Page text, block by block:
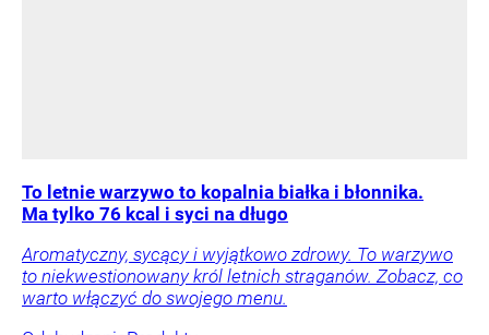
To letnie warzywo to kopalnia białka i błonnika.
Ma tylko 76 kcal i syci na długo
Aromatyczny, sycący i wyjątkowo zdrowy. To warzywo
to niekwestionowany król letnich straganów. Zobacz, co
warto włączyć do swojego menu.